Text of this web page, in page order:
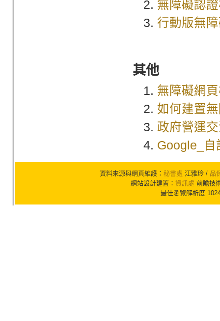
無障礙認
行動版無
其他
無障礙網
如何建置
政府營運
Google_自
資料來源與網頁維護： 秘書處 江雅玲 / 品
網站設計建置： 資訊處 前瞻技
最佳瀏覽解析度